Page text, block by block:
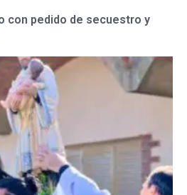
con pedido de secuestro y